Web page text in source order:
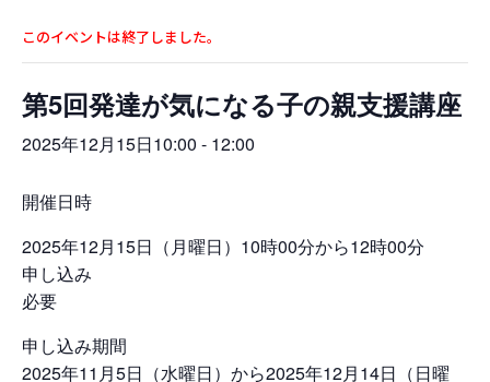
このイベントは終了しました。
第5回発達が気になる子の親支援講座
2025年12月15日10:00 - 12:00
開催日時
2025年12月15日（月曜日）10時00分から12時00分
申し込み
必要
申し込み期間
2025年11月5日（水曜日）から2025年12月14日（日曜